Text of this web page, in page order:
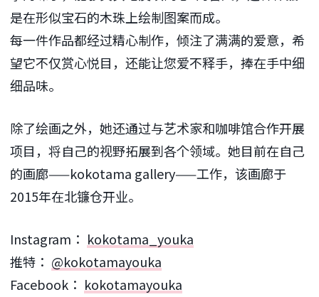
是在形似宝石的木珠上绘制图案而成。
每一件作品都经过精心制作，倾注了满满的爱意，希
望它不仅赏心悦目，还能让您爱不释手，捧在手中细
细品味。
除了绘画之外，她还通过与艺术家和咖啡馆合作开展
项目，将自己的视野拓展到各个领域。她目前在自己
的画廊——kokotama gallery——工作，该画廊于
2015年在北镰仓开业。
Instagram： kokotama_youka
推特： @kokotamayouka
Facebook： kokotamayouka